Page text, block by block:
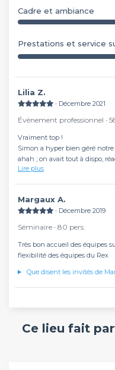
Cadre et ambiance
Prestations et service
Lilia Z.
∙ Décembre 2021
Évènement professionnel ∙
Vraiment top !
Simon a hyper bien géré
ahah ; on avait tout à dispo,
La sécurité au top et la régie
Lire plus
Margaux A.
∙ Décembre 2019
Séminaire ∙ 80 pers.
Très bon accueil des équipes
flexibilité des équipes du Rex
Que disent les invités de
Ce lieu fait